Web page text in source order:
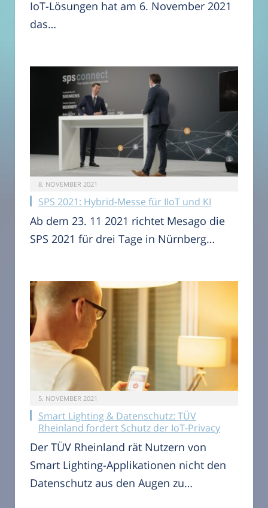
IoT-Lösungen hat am 6. November 2021
das…
8. NOVEMBER 2021
SPS 2021: Hybrid-Messe für IIoT und KI
Ab dem 23. 11 2021 richtet Mesago die
SPS 2021 für drei Tage in Nürnberg…
5. NOVEMBER 2021
Smart Lighting & Datenschutz: TÜV
Rheinland fordert Schutz der IoT-Privacy
Der TÜV Rheinland rät Nutzern von
Smart Lighting-Applikationen nicht den
Datenschutz aus den Augen zu…